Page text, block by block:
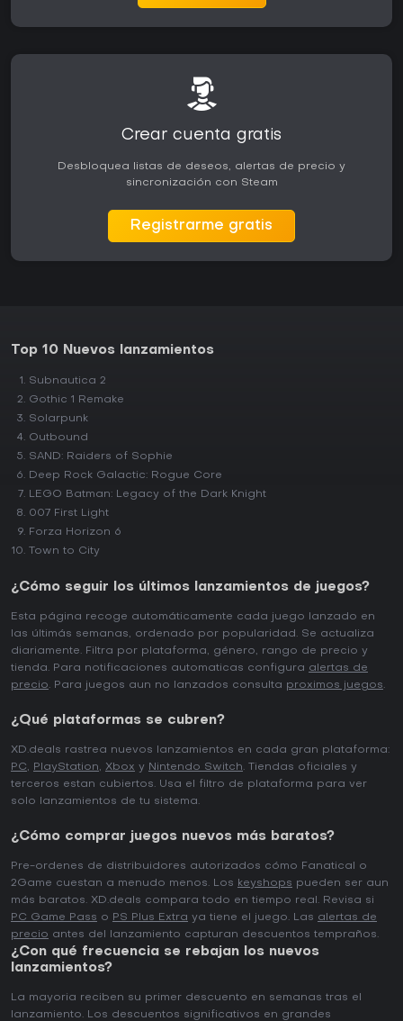
Crear cuenta gratis
Desbloquea listas de deseos, alertas de precio y
sincronización con Steam
Registrarme gratis
Top 10 Nuevos lanzamientos
Subnautica 2
Gothic 1 Remake
Solarpunk
Outbound
SAND: Raiders of Sophie
Deep Rock Galactic: Rogue Core
LEGO Batman: Legacy of the Dark Knight
007 First Light
Forza Horizon 6
Town to City
¿Cómo seguir los últimos lanzamientos de juegos?
Esta página recoge automáticamente cada juego lanzado en
las últimás semanas, ordenado por popularidad. Se actualiza
diariamente. Filtra por plataforma, género, rango de precio y
tienda. Para notificaciones automaticas configura alertas de
precio. Para juegos aun no lanzados consulta proximos juegos.
¿Qué plataformas se cubren?
XD.deals rastrea nuevos lanzamientos en cada gran plataforma:
PC, PlayStation, Xbox y Nintendo Switch. Tiendas oficiales y
terceros estan cubiertos. Usa el filtro de plataforma para ver
solo lanzamientos de tu sistema.
¿Cómo comprar juegos nuevos más baratos?
Pre-ordenes de distribuidores autorizados cómo Fanatical o
2Game cuestan a menudo menos. Los keyshops pueden ser aun
más baratos. XD.deals compara todo en tiempo real. Revisa si
PC Game Pass o PS Plus Extra ya tiene el juego. Las alertas de
precio antes del lanzamiento capturan descuentos tempraños.
¿Con qué frecuencia se rebajan los nuevos
lanzamientos?
La mayoria reciben su primer descuento en semanas tras el
lanzamiento. Los descuentos significativos en grandes